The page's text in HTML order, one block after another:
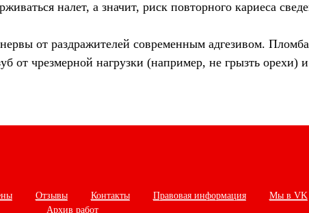
налет, а значит, риск повторного кариеса
от раздражителей современным адгезивом.
от чрезмерной нагрузки (например, не грызть орехи)
Отзывы Контакты Правовая информация
Мы в VK
Архив работ